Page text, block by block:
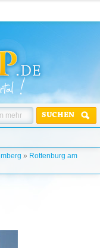
SUCHEN
» Rottenburg am